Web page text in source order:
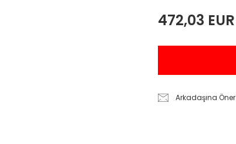
472,03 EUR
Arkadaşına Öner